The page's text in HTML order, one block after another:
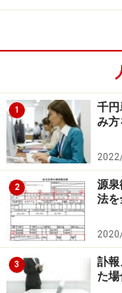
ことができなけ
ることばかりで
久しぶりにハケ
年は勤めて欲し
…最終回を横目で
た。
そうなんです。
つものセリフに
せんが、最終話
ではありません。
「株式会社S&F
1
千円
み方
2
源泉
法を
3
訃
た場